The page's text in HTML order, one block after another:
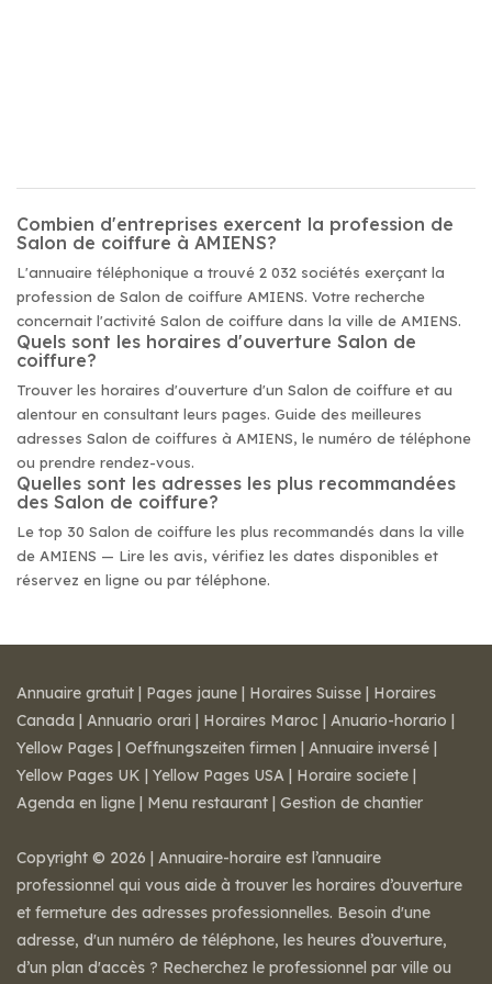
Combien d'entreprises exercent la profession de
Salon de coiffure à AMIENS?
L'annuaire téléphonique a trouvé 2 032 sociétés exerçant la
profession de Salon de coiffure AMIENS. Votre recherche
concernait l'activité Salon de coiffure dans la ville de AMIENS.
Quels sont les horaires d'ouverture Salon de
coiffure?
Trouver les horaires d'ouverture d'un Salon de coiffure et au
alentour en consultant leurs pages. Guide des meilleures
adresses Salon de coiffures à AMIENS, le numéro de téléphone
ou prendre rendez-vous.
Quelles sont les adresses les plus recommandées
des Salon de coiffure?
Le top 30 Salon de coiffure les plus recommandés dans la ville
de AMIENS — Lire les avis, vérifiez les dates disponibles et
réservez en ligne ou par téléphone.
Annuaire gratuit | Pages jaune | Horaires Suisse | Horaires
Canada | Annuario orari | Horaires Maroc | Anuario-horario |
Yellow Pages | Oeffnungszeiten firmen | Annuaire inversé |
Yellow Pages UK | Yellow Pages USA | Horaire societe |
Agenda en ligne | Menu restaurant | Gestion de chantier
Copyright © 2026 | Annuaire-horaire est l’annuaire
professionnel qui vous aide à trouver les horaires d’ouverture
et fermeture des adresses professionnelles. Besoin d'une
adresse, d'un numéro de téléphone, les heures d’ouverture,
d’un plan d'accès ? Recherchez le professionnel par ville ou